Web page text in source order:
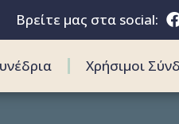
Βρείτε μας στα social:
Χρήσιμοι